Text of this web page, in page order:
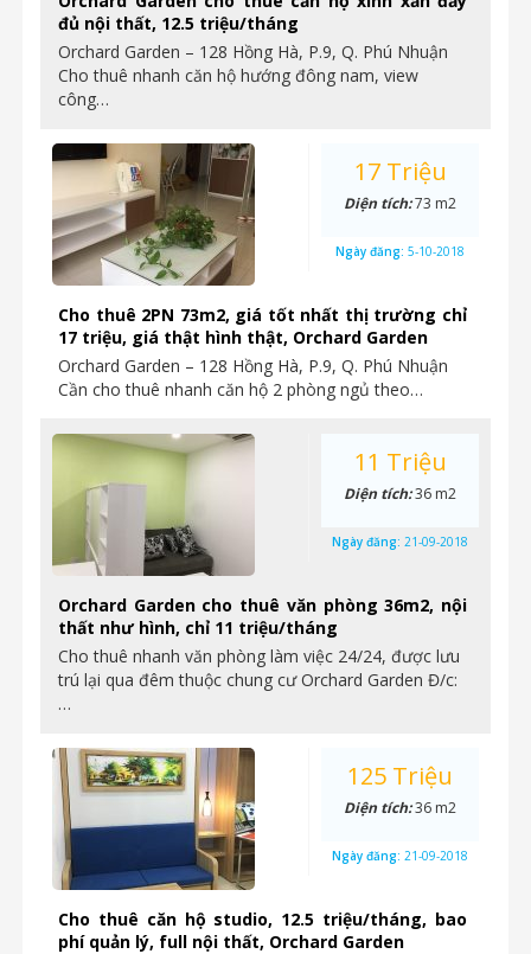
đủ nội thất, 12.5 triệu/tháng
Orchard Garden – 128 Hồng Hà, P.9, Q. Phú Nhuận
Cho thuê nhanh căn hộ hướng đông nam, view
công…
Cho thuê 2PN 73m2, giá tốt nhất thị trường chỉ
17 triệu, giá thật hình thật, Orchard Garden
Orchard Garden – 128 Hồng Hà, P.9, Q. Phú Nhuận
Cần cho thuê nhanh căn hộ 2 phòng ngủ theo…
17 Triệu
Diện tích:73 m2
Ngày đăng: 5-10-2018
Orchard Garden cho thuê văn phòng 36m2, nội
thất như hình, chỉ 11 triệu/tháng
Cho thuê nhanh văn phòng làm việc 24/24, được lưu
trú lại qua đêm thuộc chung cư Orchard Garden Đ/c:
…
11 Triệu
Diện tích:36 m2
Ngày đăng: 21-09-2018
Cho thuê căn hộ studio, 12.5 triệu/tháng, bao
phí quản lý, full nội thất, Orchard Garden
125 Triệu
Diện tích:36 m2
Ngày đăng: 21-09-2018